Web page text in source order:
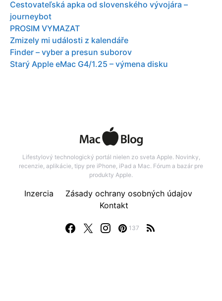
Cestovateľská apka od slovenského vývojára –
journeybot
PROSIM VYMAZAT
Zmizely mi události z kalendáře
Finder – vyber a presun suborov
Starý Apple eMac G4/1.25 – výmena disku
Lifestylový technologický portál nielen zo sveta Apple. Novinky,
recenzie, aplikácie, tipy pre iPhone, iPad a Mac. Fórum a bazár pre
produkty Apple.
137
Inzercia
Zásady ochrany osobných údajov
Kontakt